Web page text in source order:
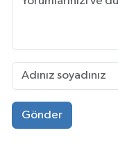
Gönder